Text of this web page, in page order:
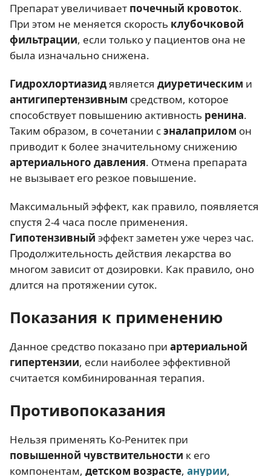
Препарат увеличивает почечный кровоток.
При этом не меняется скорость клубочковой
фильтрации, если только у пациентов она не
была изначально снижена.
Гидрохлортиазидявляется диуретическим и
антигипертензивным средством, которое
способствует повышению активность ренина.
Таким образом, в сочетании сэналаприлом он
приводит к более значительному снижению
артериального давления. Отмена препарата
не вызывает его резкое повышение.
Максимальный эффект, как правило, появляется
спустя 2-4 часа после применения.
Гипотензивный эффект заметен уже через час.
Продолжительность действия лекарства во
многом зависит от дозировки. Как правило, оно
длится на протяжении суток.
Показания к применению
Данное средство показано при артериальной
гипертензии, если наиболее эффективной
считается комбинированная терапия.
Противопоказания
Нельзя применять Ко-Ренитек при
повышенной чувствительности к его
компонентам, детском возрасте, анурии,